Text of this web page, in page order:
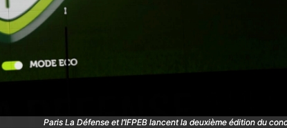
Paris La Défense et l’IFPEB lancent la deuxième édition du
Paris La Défense et l’IFPEB lancent la deuxième édition du